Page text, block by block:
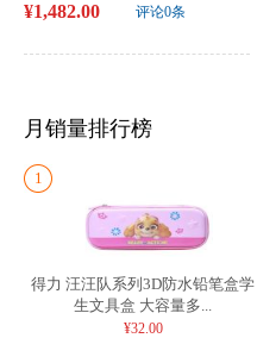
评论0条
¥1,482.00
月销量排行榜
1
得力 汪汪队系列3D防水铅笔盒学
生文具盒 大容量多...
¥32.00